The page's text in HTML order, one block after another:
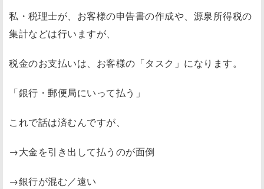
私・税理士が、お客様の申告書の作成や、源泉所得税の
集計などは行いますが、
税金のお支払いは、お客様の「タスク」になります。
「銀行・郵便局にいって払う」
これで話は済むんですが、
→大金を引き出して払うのが面倒
→銀行が混む／遠い